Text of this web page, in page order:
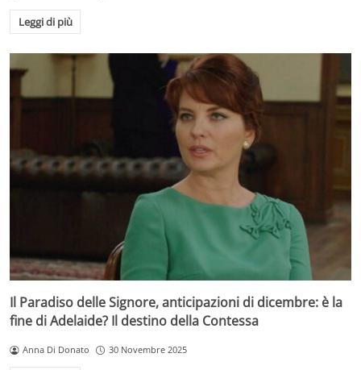
Leggi di più
Il Paradiso delle Signore, anticipazioni di dicembre: è la
fine di Adelaide? Il destino della Contessa
Anna Di Donato 30 Novembre 2025